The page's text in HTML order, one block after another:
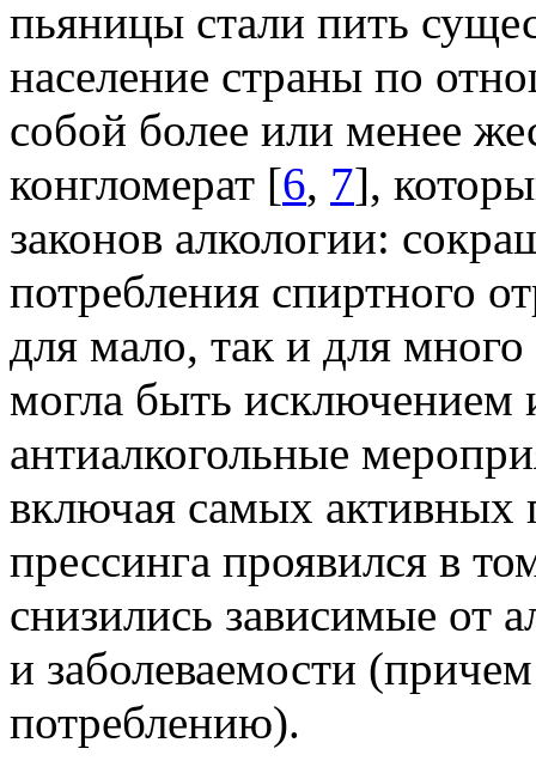
пьяницы стали пить
население страны по
собой более или менее
конгломерат [6, 7],
законов алкологии:
потребления спиртного
для мало, так и для
могла быть исключением
антиалкогольные
включая самых активных
прессинга проявился в
снизились зависимые от
и заболеваемости
потреблению).